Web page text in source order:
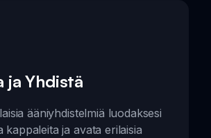
ja Yhdistä
ääniyhdistelmiä luodaksesi
kappaleita ja avata erilaisia